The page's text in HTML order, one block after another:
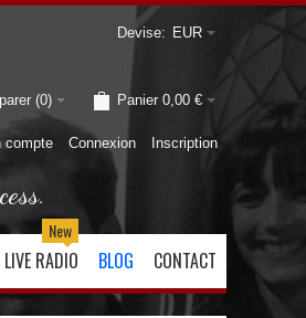
Devise: EUR
Panier 0,00 €
(0)
compte Connexion Inscription
CONTACT
BLOG
LIVE RADIO
New